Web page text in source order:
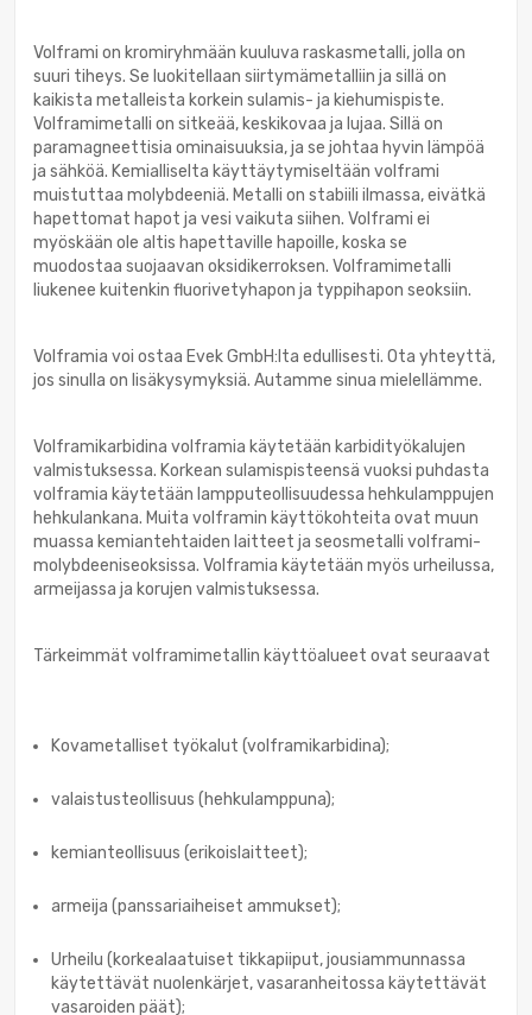
Volframi on kromiryhmään kuuluva raskasmetalli, jolla on
suuri tiheys. Se luokitellaan siirtymämetalliin ja sillä on
kaikista metalleista korkein sulamis- ja kiehumispiste.
Volframimetalli on sitkeää, keskikovaa ja lujaa. Sillä on
paramagneettisia ominaisuuksia, ja se johtaa hyvin lämpöä
ja sähköä. Kemialliselta käyttäytymiseltään volframi
muistuttaa molybdeeniä. Metalli on stabiili ilmassa, eivätkä
hapettomat hapot ja vesi vaikuta siihen. Volframi ei
myöskään ole altis hapettaville hapoille, koska se
muodostaa suojaavan oksidikerroksen. Volframimetalli
liukenee kuitenkin fluorivetyhapon ja typpihapon seoksiin.
Volframia voi ostaa Evek GmbH:lta edullisesti. Ota yhteyttä,
jos sinulla on lisäkysymyksiä. Autamme sinua mielellämme.
Volframikarbidina volframia käytetään karbidityökalujen
valmistuksessa. Korkean sulamispisteensä vuoksi puhdasta
volframia käytetään lampputeollisuudessa hehkulamppujen
hehkulankana. Muita volframin käyttökohteita ovat muun
muassa kemiantehtaiden laitteet ja seosmetalli volframi-
molybdeeniseoksissa. Volframia käytetään myös urheilussa,
armeijassa ja korujen valmistuksessa.
Tärkeimmät volframimetallin käyttöalueet ovat seuraavat
Kovametalliset työkalut (volframikarbidina);
valaistusteollisuus (hehkulamppuna);
kemianteollisuus (erikoislaitteet);
armeija (panssariaiheiset ammukset);
Urheilu (korkealaatuiset tikkapiiput, jousiammunnassa
käytettävät nuolenkärjet, vasaranheitossa käytettävät
vasaroiden päät);